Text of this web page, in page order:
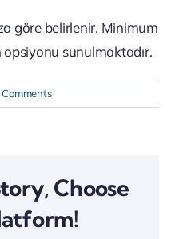
göre belirlenir. Minimum
sunulmaktadır.
Comments
Choose